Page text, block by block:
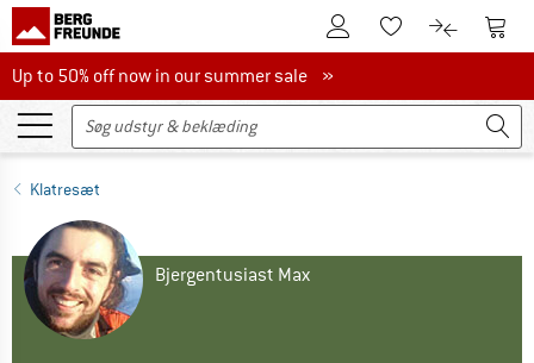
Til kundekontoenTil huskesedlen.
Til Til
Up to 50% off now in our summer sale
Up to 50% off now in our summer sale »
Klatresæt
Bjergentusiast Max